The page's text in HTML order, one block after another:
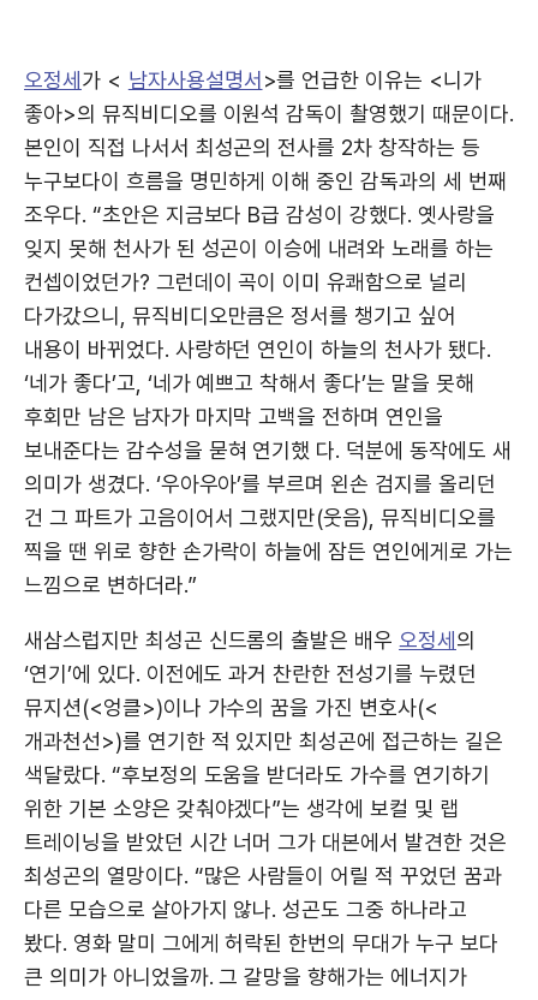
오정세 가 < 남자사용설명서 >를 언급한 이유는 <니가
좋아>의 뮤직비디오를 이원석 감독이 촬영했기 때문이다.
본인이 직접 나서서 최성곤의 전사를 2차 창작하는 등
누구보다이 흐름을 명민하게 이해 중인 감독과의 세 번째
조우다. “초안은 지금보다 B급 감성이 강했다. 옛사랑을
잊지 못해 천사가 된 성곤이 이승에 내려와 노래를 하는
컨셉이었던가? 그런데이 곡이 이미 유쾌함으로 널리
다가갔으니, 뮤직비디오만큼은 정서를 챙기고 싶어
내용이 바뀌었다. 사랑하던 연인이 하늘의 천사가 됐다.
‘네가 좋다’고, ‘네가 예쁘고 착해서 좋다’는 말을 못해
후회만 남은 남자가 마지막 고백을 전하며 연인을
보내준다는 감수성을 묻혀 연기했 다. 덕분에 동작에도 새
의미가 생겼다. ‘우아우아’를 부르며 왼손 검지를 올리던
건 그 파트가 고음이어서 그랬지만(웃음), 뮤직비디오를
찍을 땐 위로 향한 손가락이 하늘에 잠든 연인에게로 가는
느낌으로 변하더라.”
새삼스럽지만 최성곤 신드롬의 출발은 배우오정세 의
‘연기’에 있다. 이전에도 과거 찬란한 전성기를 누렸던
뮤지션(<엉클>)이나 가수의 꿈을 가진 변호사(<
개과천선>)를 연기한 적 있지만 최성곤에 접근하는 길은
색달랐다. “후보정의 도움을 받더라도 가수를 연기하기
위한 기본 소양은 갖춰야겠다”는 생각에 보컬 및 랩
트레이닝을 받았던 시간 너머 그가 대본에서 발견한 것은
최성곤의 열망이다. “많은 사람들이 어릴 적 꾸었던 꿈과
다른 모습으로 살아가지 않나. 성곤도 그중 하나라고
봤다. 영화 말미 그에게 허락된 한번의 무대가 누구 보다
큰 의미가 아니었을까. 그 갈망을 향해가는 에너지가